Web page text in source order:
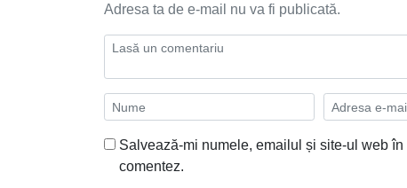
Adresa ta de e-mail nu va fi publicată.
Salvează-mi numele, emailul și site-ul web
comentez.